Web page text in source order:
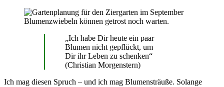
Blumenzwiebeln können getrost noch warten.
„Ich habe Dir heute ein paar
Blumen nicht gepflückt, um
Dir ihr Leben zu schenken“
(Christian Morgenstern)
Ich mag diesen Spruch – und ich mag Blumensträuße. Solange